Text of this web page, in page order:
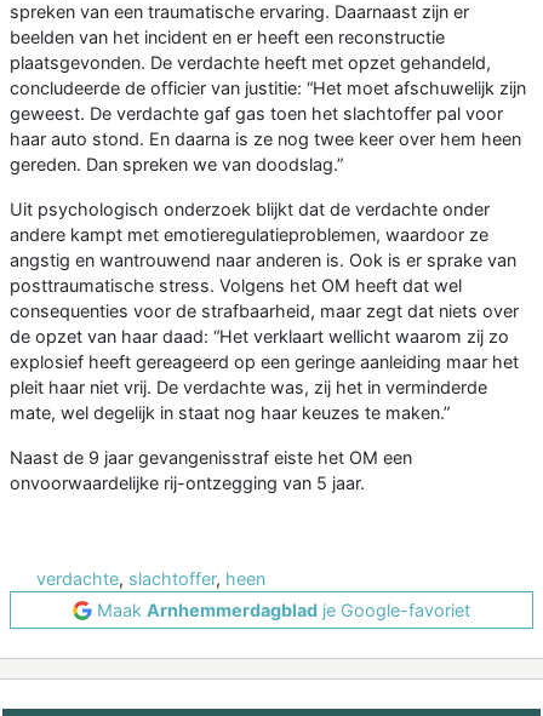
spreken van een traumatische ervaring. Daarnaast zijn er
beelden van het incident en er heeft een reconstructie
plaatsgevonden. De verdachte heeft met opzet gehandeld,
concludeerde de officier van justitie: “Het moet afschuwelijk zijn
geweest. De verdachte gaf gas toen het slachtoffer pal voor
haar auto stond. En daarna is ze nog twee keer over hem heen
gereden. Dan spreken we van doodslag.”
Uit psychologisch onderzoek blijkt dat de verdachte onder
andere kampt met emotieregulatieproblemen, waardoor ze
angstig en wantrouwend naar anderen is. Ook is er sprake van
posttraumatische stress. Volgens het OM heeft dat wel
consequenties voor de strafbaarheid, maar zegt dat niets over
de opzet van haar daad: “Het verklaart wellicht waarom zij zo
explosief heeft gereageerd op een geringe aanleiding maar het
pleit haar niet vrij. De verdachte was, zij het in verminderde
mate, wel degelijk in staat nog haar keuzes te maken.”
Naast de 9 jaar gevangenisstraf eiste het OM een
onvoorwaardelijke rij-ontzegging van 5 jaar.
verdachte, slachtoffer, heen
Maak Arnhemmerdagblad je Google-favoriet